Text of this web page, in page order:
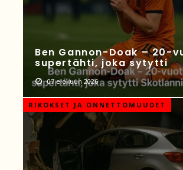
Ben Gannon-Doak – 20-
supertähti, joka sytytti
07 elokuun 2026
RIKOKSET JA ONNETTOMUUDET